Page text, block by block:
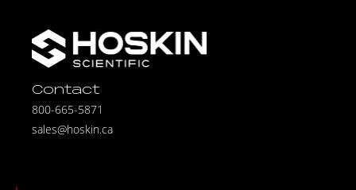
Contact
800-665-5871
sales@hoskin.ca